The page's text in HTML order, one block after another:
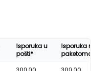
Isporuka u
pošti*
Isporuka na
paketomatu*